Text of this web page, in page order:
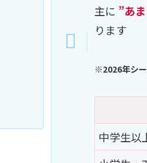
主に ”あ
ります
※2026年シ
中学生以